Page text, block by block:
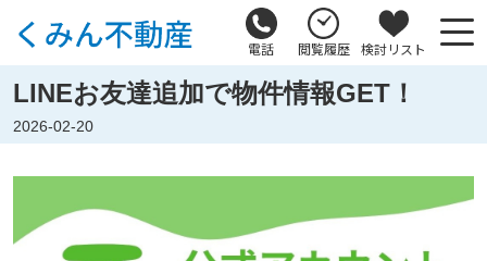
電話 閲覧履歴 検討リスト
LINEお友達追加で物件情報GET！
2026-02-20